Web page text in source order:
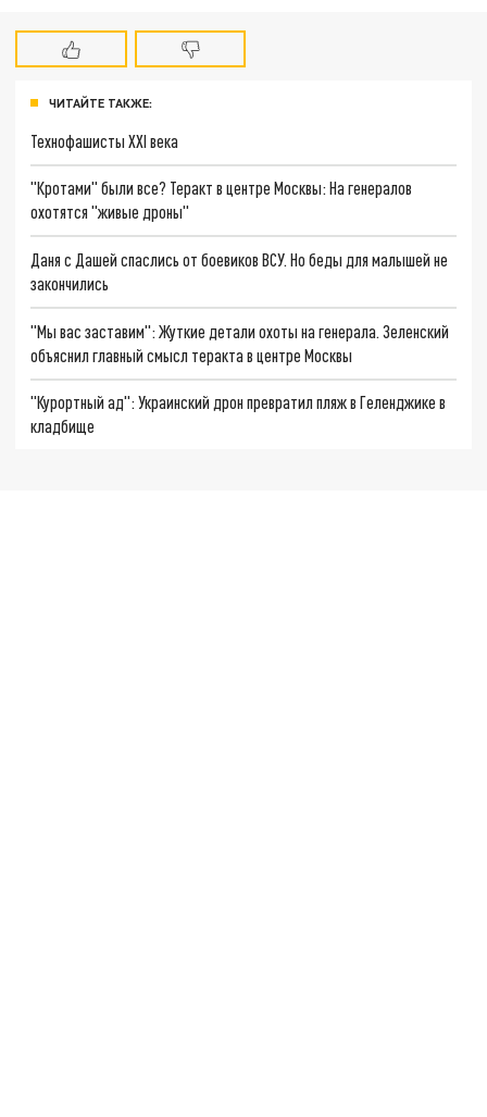
ЧИТАЙТЕ ТАКЖЕ:
Технофашисты XXI века
"Кротами" были все? Теракт в центре Москвы: На генералов
охотятся "живые дроны"
Даня с Дашей спаслись от боевиков ВСУ. Но беды для малышей не
закончились
"Мы вас заставим": Жуткие детали охоты на генерала. Зеленский
объяснил главный смысл теракта в центре Москвы
"Курортный ад": Украинский дрон превратил пляж в Геленджике в
кладбище